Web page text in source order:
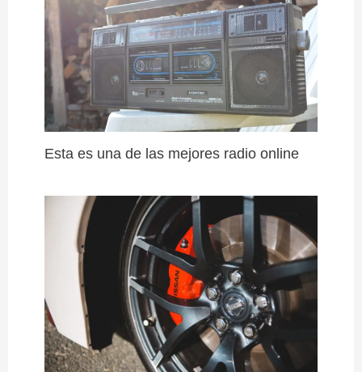
Esta es una de las mejores radio online